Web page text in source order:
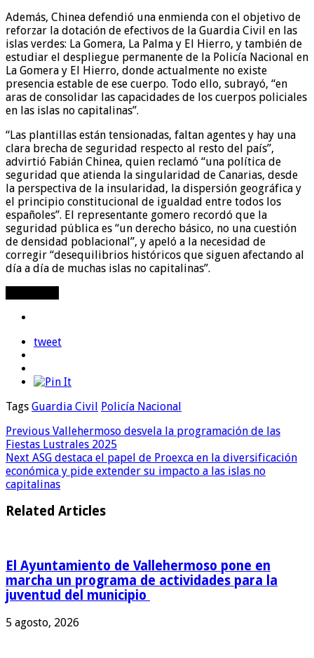
Además, Chinea defendió una enmienda con el objetivo de
reforzar la dotación de efectivos de la Guardia Civil en las
islas verdes: La Gomera, La Palma y El Hierro, y también de
estudiar el despliegue permanente de la Policía Nacional en
La Gomera y El Hierro, donde actualmente no existe
presencia estable de ese cuerpo. Todo ello, subrayó, “en
aras de consolidar las capacidades de los cuerpos policiales
en las islas no capitalinas”.
“Las plantillas están tensionadas, faltan agentes y hay una
clara brecha de seguridad respecto al resto del país”,
advirtió Fabián Chinea, quien reclamó “una política de
seguridad que atienda la singularidad de Canarias, desde
la perspectiva de la insularidad, la dispersión geográfica y
el principio constitucional de igualdad entre todos los
españoles”. El representante gomero recordó que la
seguridad pública es “un derecho básico, no una cuestión
de densidad poblacional”, y apeló a la necesidad de
corregir “desequilibrios históricos que siguen afectando al
día a día de muchas islas no capitalinas”.
tweet
Tags Guardia Civil Policía Nacional
Previous Vallehermoso desvela la programación de las
Fiestas Lustrales 2025
Next ASG destaca el papel de Proexca en la diversificación
económica y pide extender su impacto a las islas no
capitalinas
Related Articles
El Ayuntamiento de Vallehermoso pone en
marcha un programa de actividades para la
juventud del municipio
5 agosto, 2026